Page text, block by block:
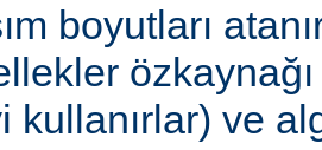
boyutları
kullanırlar) ve